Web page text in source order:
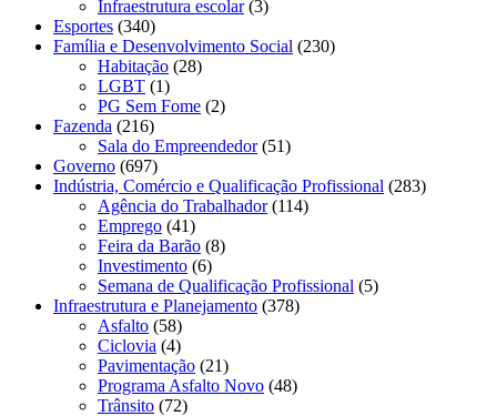
Infraestrutura escolar(3)
Esportes (340)
Família e Desenvolvimento Social (230)
Habitação (28)
LGBT (1)
PG Sem Fome (2)
Fazenda (216)
Sala do Empreendedor(51)
Governo (697)
Indústria, Comércio e Qualificação Profissional (283)
Agência do Trabalhador(114)
Emprego (41)
Feira da Barão (8)
Investimento (6)
Semana de Qualificação Profissional (5)
Infraestrutura e Planejamento (378)
Asfalto (58)
Ciclovia (4)
Pavimentação (21)
Programa Asfalto Novo (48)
Trânsito (72)